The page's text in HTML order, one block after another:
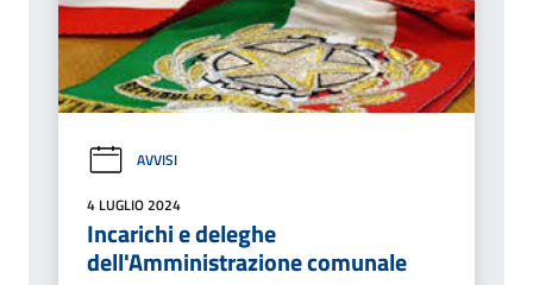
AVVISI
4 LUGLIO 2024
Incarichi e deleghe
dell'Amministrazione comunale